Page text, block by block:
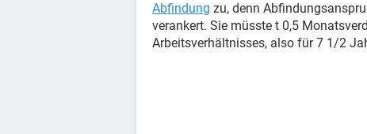
Abfindung zu, denn
verankert. Sie müsste t 0,5
Arbeitsverhältnisses, also für 7 1/2